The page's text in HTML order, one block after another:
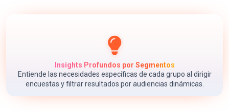
Insights Profundos por Segmentos
Entiende las necesidades específicas de cada grupo al dirigir
encuestas y filtrar resultados por audiencias dinámicas.